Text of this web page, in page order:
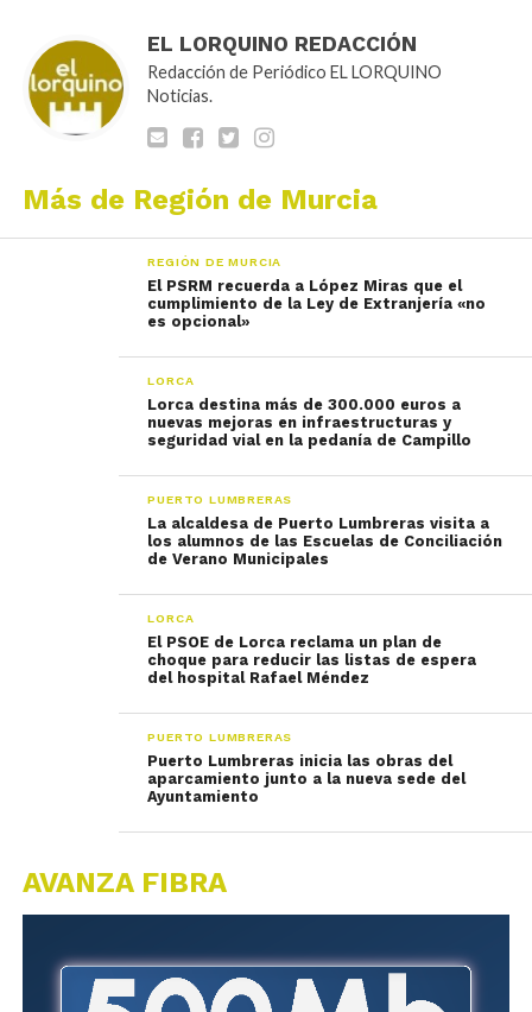
EL LORQUINO REDACCIÓN
Redacción de Periódico EL LORQUINO
Noticias.
Más de Región de Murcia
REGIÓN DE MURCIA
El PSRM recuerda a López Miras que el
cumplimiento de la Ley de Extranjería «no
es opcional»
LORCA
Lorca destina más de 300.000 euros a
nuevas mejoras en infraestructuras y
seguridad vial en la pedanía de Campillo
PUERTO LUMBRERAS
La alcaldesa de Puerto Lumbreras visita a
los alumnos de las Escuelas de Conciliación
de Verano Municipales
LORCA
El PSOE de Lorca reclama un plan de
choque para reducir las listas de espera
del hospital Rafael Méndez
PUERTO LUMBRERAS
Puerto Lumbreras inicia las obras del
aparcamiento junto a la nueva sede del
Ayuntamiento
AVANZA FIBRA